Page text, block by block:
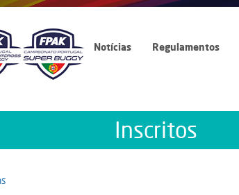
Notícias Regulamentos
Inscritos